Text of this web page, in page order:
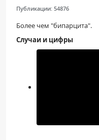
Публикации: 54876
Более чем "бипарцита".
Случаи и цифры